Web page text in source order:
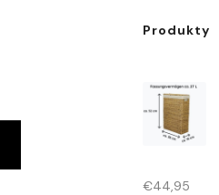
Produkty
€44,95